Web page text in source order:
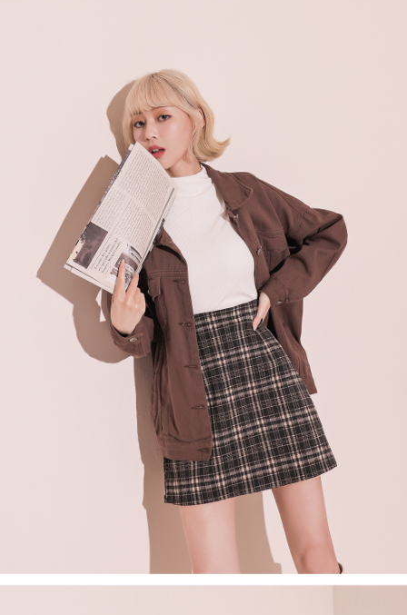
Pembayaran ansuran melalui OP Pay Later akan dibilkan secara
berasingan dan tidak termasuk dalam bil telekom anda. SMS peringatan
pembayaran akan dihantar selepas kitaran bil bulanan.
Selepas mengakses bil melalui pautan dalam SMS, anda boleh
menyelesaikan pembayaran anda melalui salah satu saluran berikut: kod
bar kedai serbaneka, kedai runcit Taiwan Mobile, pemindahan bank,
JKOPay, atau iPASS MONEY.
[Nota Penting]
Perkhidmatan ini disediakan oleh Taiwan Mobile Co., Ltd. (“Syarikat”),
yang membolehkan pelanggan membeli barangan atau perkhidmatan
melalui perkhidmatan ini pada masa transaksi. Hasil daripada pembelian
atau pembayaran ansuran akan dipindahkan oleh peniaga kepada
Syarikat, dan pelanggan hendaklah membuat pembayaran mengikut
perjanjian menggunakan sistem bil Syarikat.
Untuk memenuhi hubungan kontrak yang terjalin melalui persetujuan
penggunaan OP Pay Later, peniaga akan memberikan maklumat peribadi
anda (termasuk nama, nombor telefon, atau alamat) kepada Syarikat bagi
tujuan pengumpulan, pemprosesan dan penggunaan data yang
diperlukan untuk pengebilan ansuran, termasuk pengesahan,
pengesahan semula dan pembetulan.
Untuk terma perkhidmatan penuh, sila rujuk pautan berikut:
https://oppay.tw/userRule
" target="_blank" class="link revert-
style">https://oppay.tw/userRule
【Panduan Penggunaan Pembayaran Ansuran Gogo】
1. Perkhidmatan ini disediakan oleh Taiwan Mobile, pengguna telefon
mudah alih boleh segera menggunakan tanpa perlu memohon lagi.
ditambah dengan bilangan hari yang boleh dilanjutkan oleh AFTEE. Anda
boleh melanjutkan tempoh pembayaran anda sebelum anda menerima
pesanan. Walau bagaimanapun, tiada jaminan bahawa anda boleh
menerima pesanan anda semasa tempoh pembayaran (cth.: produk
prapesanan atau produk yang mungkin mengambil masa yang lebih
lama untuk dihantar). Oleh itu, anda dikehendaki membuat pembayaran
kepada AFTEE dalam tempoh sama ada anda menerima pesanan.
Kedua, Sekatan Pembayaran
1. Jumlah yang diperakui untuk pengguna kali pertama boleh sehingga
NT$10,000. Amaun diperakui sebenar yang diluluskan akan berdasarkan
keputusan pensijilan dan semakan oleh AFTEE.
2. Amaun perbelanjaan minimum mestilah lebih besar daripada NT$20.
3. Pada masa ini hanya tersedia untuk ahli Taiwan.
Ketiga, Syarat Perkhidmatan
Perkhidmatan AFTEE Beli Sekarang Bayar Kemudian disediakan oleh NP
Taiwan, Inc. dan AFTEE akan membuat bil kepada pengguna. AFTEE
akan menggunakan data peribadi yang dikumpul (termasuk nama
pembeli, no. telefon, nama penerima, no. telefon, alamat penerima) untuk
penggunaan perkhidmatan. Sila rujuk kepada "Penyata Pengumpulan
Data Peribadi, Pemprosesan, Penggunaan"
(https://aftee.tw/privacypolicy/
) untuk maklumat lanjut.
Jumlah yang diperakui untuk pengguna kali pertama yang lulus
kelulusan boleh sehingga NT$10,000. Jika pengguna tidak membuat
pembayaran dalam tempoh tersebut, yuran pembayaran lewat sebanyak
20% setahun akan dikenakan. Pengguna bawah umur dikehendaki
mendapatkan kebenaran daripada ibu bapa atau penjaga yang sah
untuk menggunakan AFTEE.
Sila hubungi NP Taiwan Inc. dics_tw@netprotections.co.jpjika anda
NT$60/pesanan | Penghantaran percuma untuk pesanan
NT$1,800 atau lebih
付款後7-11取貨
NT$60/pesanan | Penghantaran percuma untuk pesanan
NT$1,600 atau lebih
NT$100/pesanan | Penghantaran percuma untuk pesanan
NT$2,500 atau lebih
國家/地區配送 Kadar Penghantaran